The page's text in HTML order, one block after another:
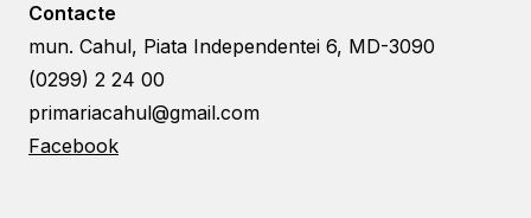
Contacte
mun. Cahul, Piata Independentei 6, MD-3090
(0299) 2 24 00
primariacahul@gmail.com
Facebook